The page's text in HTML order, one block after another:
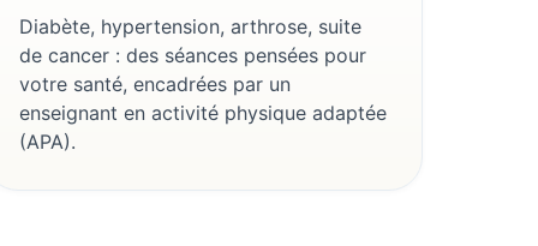
Diabète, hypertension, arthrose, suite
de cancer : des séances pensées pour
votre santé, encadrées par un
enseignant en activité physique adaptée
(APA).